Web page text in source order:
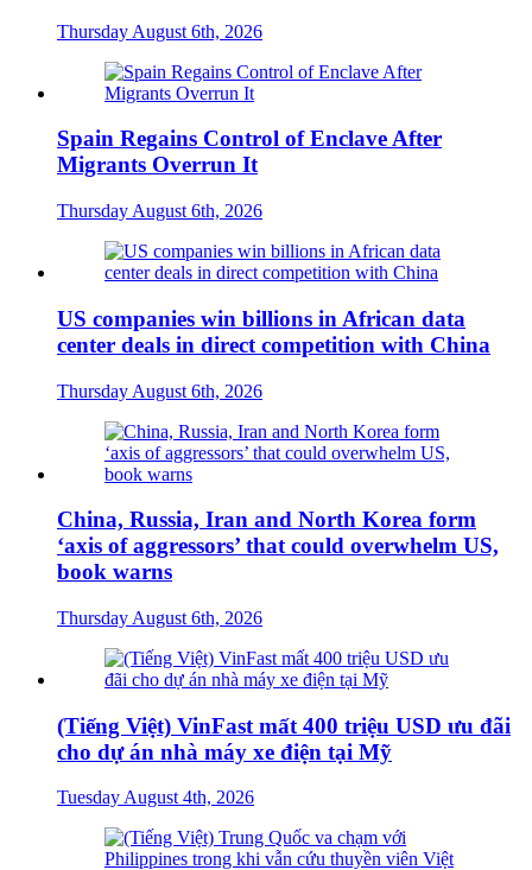
Thursday August 6th, 2026
Spain Regains Control of Enclave After
Migrants Overrun It
Thursday August 6th, 2026
US companies win billions in African data
center deals in direct competition with China
Thursday August 6th, 2026
China, Russia, Iran and North Korea form
‘axis of aggressors’ that could overwhelm US,
book warns
Thursday August 6th, 2026
(Tiếng Việt) VinFast mất 400 triệu USD ưu đãi
cho dự án nhà máy xe điện tại Mỹ
Tuesday August 4th, 2026